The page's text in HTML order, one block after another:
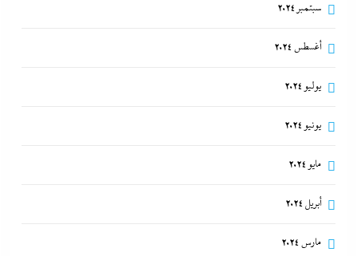
سبتمبر 2024
أغسطس 2024
يوليو 2024
يونيو 2024
مايو 2024
أبريل 2024
مارس 2024